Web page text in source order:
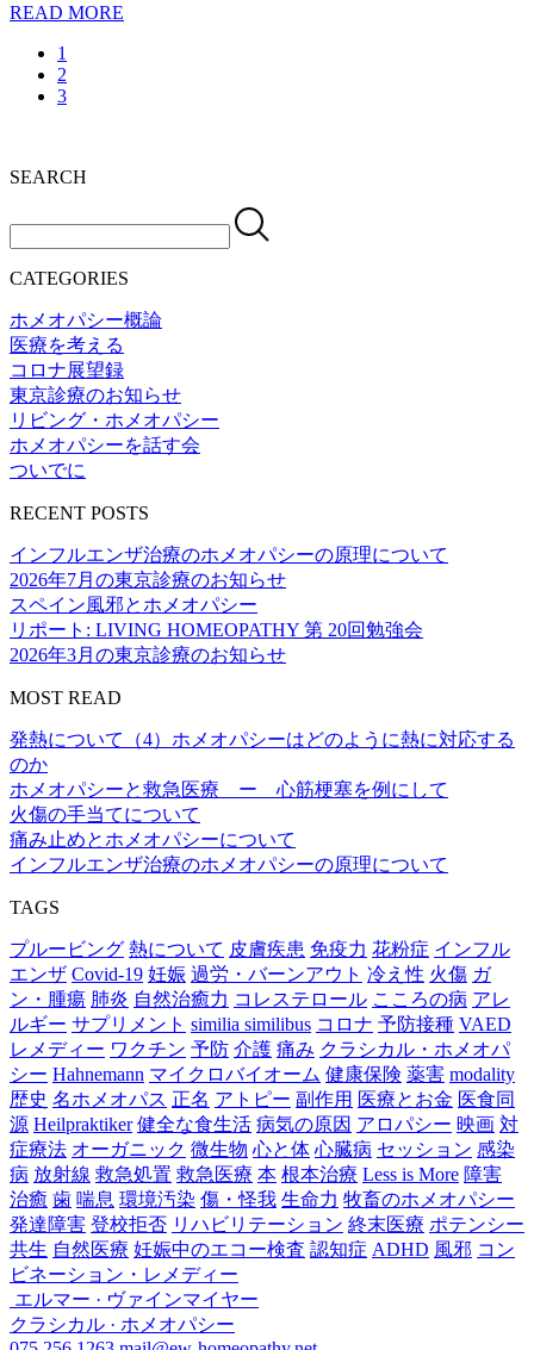
READ MORE
1
2
3
SEARCH
CATEGORIES
ホメオパシー概論
医療を考える
コロナ展望録
東京診療のお知らせ
リビング・ホメオパシー
ホメオパシーを話す会
ついでに
RECENT POSTS
インフルエンザ治療のホメオパシーの原理について
2026年7月の東京診療のお知らせ
スペイン風邪とホメオパシー
リポート: LIVING HOMEOPATHY 第 20回勉強会
2026年3月の東京診療のお知らせ
MOST READ
発熱について（4）ホメオパシーはどのように熱に対応する
のか
ホメオパシーと救急医療 ー 心筋梗塞を例にして
火傷の手当てについて
痛み止めとホメオパシーについて
インフルエンザ治療のホメオパシーの原理について
TAGS
プルービング 熱について 皮膚疾患 免疫力 花粉症 インフル
エンザ Covid-19 妊娠 過労・バーンアウト 冷え性 火傷 ガ
ン・腫瘍 肺炎 自然治癒力 コレステロール こころの病 アレ
ルギー サプリメント similia similibus コロナ 予防接種 VAED
レメディー ワクチン 予防 介護 痛み クラシカル・ホメオパ
シー Hahnemann マイクロバイオーム 健康保険 薬害 modality
歴史 名ホメオパス 正名 アトピー 副作用 医療とお金 医食同
源 Heilpraktiker 健全な食生活 病気の原因 アロパシー 映画 対
症療法 オーガニック 微生物 心と体 心臓病 セッション 感染
病 放射線 救急処置 救急医療 本 根本治療 Less is More 障害
治癒 歯 喘息 環境汚染 傷・怪我 生命力 牧畜のホメオパシー
発達障害 登校拒否 リハビリテーション 終末医療 ポテンシー
共生 自然医療 妊娠中のエコー検査 認知症 ADHD 風邪 コン
ビネーション・レメディー
エルマー · ヴァインマイヤー
クラシカル · ホメオパシー